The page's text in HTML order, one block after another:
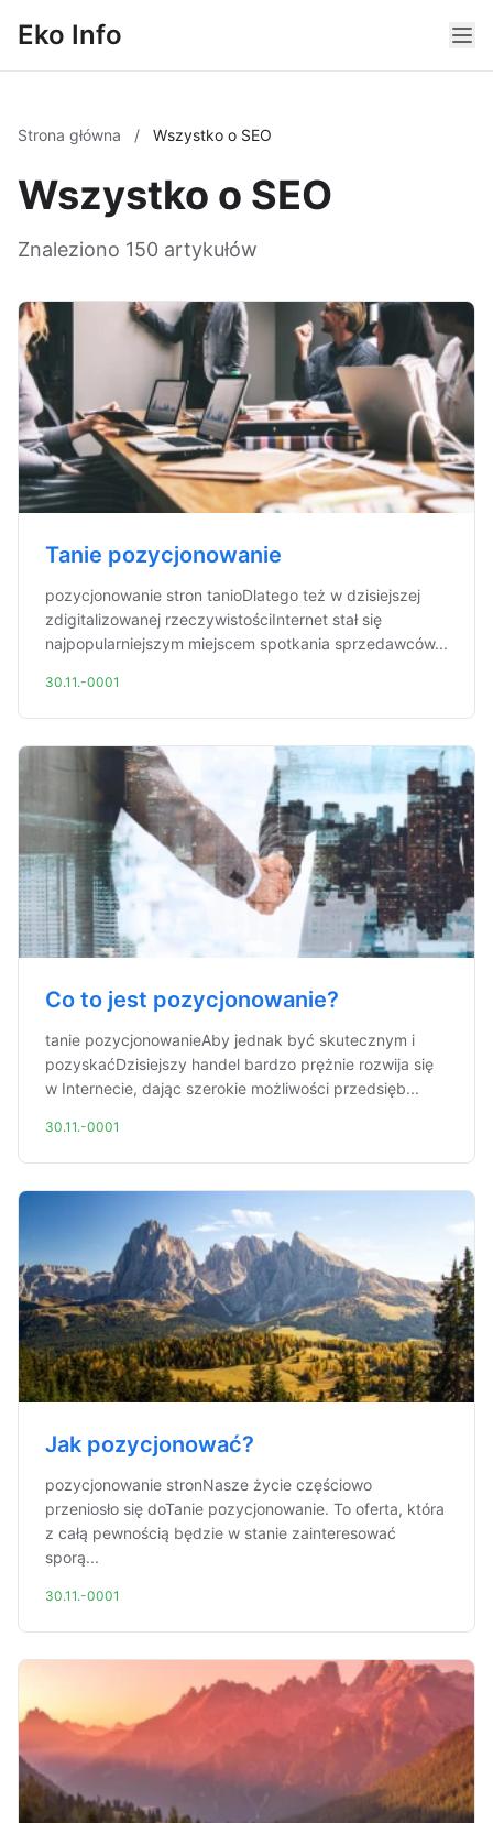
Eko Info
Strona główna / Wszystko o SEO
Wszystko o SEO
Znaleziono 150 artykułów
Tanie pozycjonowanie
pozycjonowanie stron tanioDlatego też w dzisiejszej
zdigitalizowanej rzeczywistościInternet stał się
najpopularniejszym miejscem spotkania sprzedawców...
30.11.-0001
Co to jest pozycjonowanie?
tanie pozycjonowanieAby jednak być skutecznym i
pozyskaćDzisiejszy handel bardzo prężnie rozwija się
w Internecie, dając szerokie możliwości przedsięb...
30.11.-0001
Jak pozycjonować?
pozycjonowanie stronNasze życie częściowo
przeniosło się doTanie pozycjonowanie. To oferta, która
z całą pewnością będzie w stanie zainteresować
sporą...
30.11.-0001